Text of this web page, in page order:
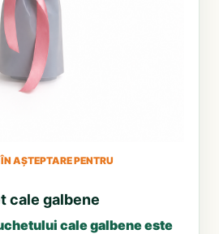
AȘTEPTARE PENTRU
cale galbene
cale galbene este